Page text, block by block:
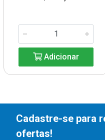
Adicionar
Cadastre-se para
ofertas!